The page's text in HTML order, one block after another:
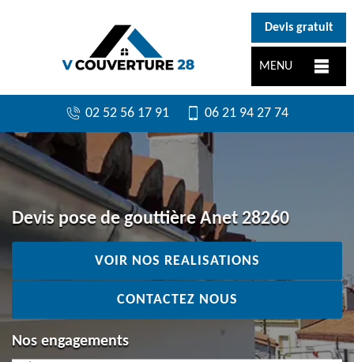
Devis gratuit
MENU
02 52 56 17 91 06 21 94 27 74
Devis pose de gouttière Anet 28260
VOIR NOS REALISATIONS
CONTACTEZ NOUS
Nos engagements